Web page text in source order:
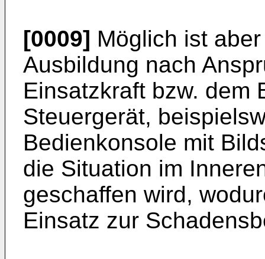
[0009] Möglich ist
Ausbildung nach
Einsatzkraft bzw. dem
Steuergerät,
Bedienkonsole mit
die Situation im
geschaffen wird,
Einsatz zur